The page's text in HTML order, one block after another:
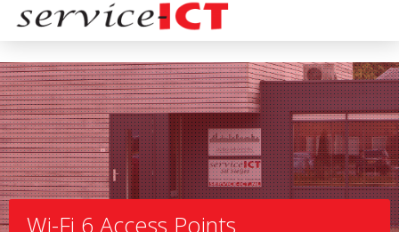
Wi-Fi 6 Access Points